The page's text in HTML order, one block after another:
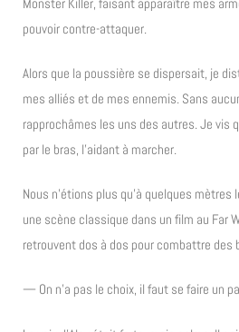
pouvoir contre-attaquer.
Alors que la poussière se dispersait, je
mes alliés et de mes ennemis. Sans
rapprochâmes les uns des autres. Je vis
par le bras, l’aidant à marcher.
Nous n’étions plus qu’à quelques
une scène classique dans un film au Far
retrouvent dos à dos pour combattre des
— On n’a pas le choix, il faut se faire un